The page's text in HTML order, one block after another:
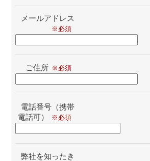
メールアドレス
ご住所
電話番号（携帯
電話可）
弊社を知ったき